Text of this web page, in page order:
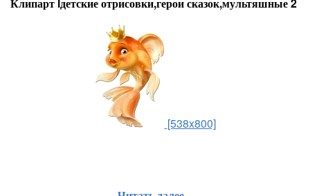
[538x800]